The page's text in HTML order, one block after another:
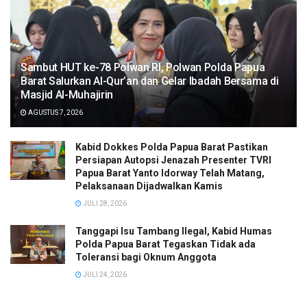
Sambut HUT ke-78 Polwan RI, Polwan Polda Papua
Barat Salurkan Al-Qur’an dan Gelar Ibadah Bersama di
Masjid Al-Muhajirin
AGUSTUS 7, 2026
Kabid Dokkes Polda Papua Barat Pastikan
Persiapan Autopsi Jenazah Presenter TVRI
Papua Barat Yanto Idorway Telah Matang,
Pelaksanaan Dijadwalkan Kamis
JULI 28, 2026
Tanggapi Isu Tambang Ilegal, Kabid Humas
Polda Papua Barat Tegaskan Tidak ada
Toleransi bagi Oknum Anggota
JULI 24, 2026